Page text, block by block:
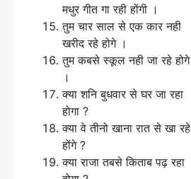
मधुर गीत गा रही होंगी ।
तुम चार साल से एक कार नही
खरीद रहे होगे ।
तुम कबसे स्कूल नही जा रहे होगे
।
क्या शनि बुधवार से घर जा रहा
होगा ?
क्या वे तीनो खाना रात से खा रहे
होंगे ?
क्या राजा तबसे किताब पढ़ रहा